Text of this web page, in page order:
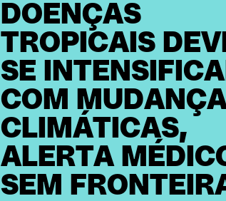
DOENÇAS
TROPICAIS
SE
COM
CLIMÁTICAS,
ALERTA
SEM